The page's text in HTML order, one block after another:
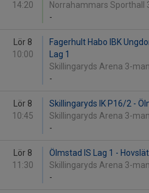
14:20
Norrahammars Sporthall
-
Lör 8
10:00
Fagerhult Habo IBK
Lag 1
Skillingaryds Arena 3-
-
Lör 8
10:45
Skillingaryds IK P16/2 -
Skillingaryds Arena 3-
-
Lör 8
11:30
Ölmstad IS Lag 1 -
Skillingaryds Arena 3-
-